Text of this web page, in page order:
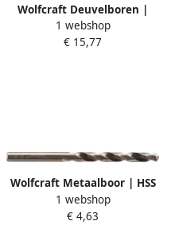
Wolfcraft Deuvelboren |
Centerpunt + D-stop | Ø6 8
10mm | 3 stuks 2730000
1 webshop
€ 15,77
Wolfcraft Metaalboor | HSS
G | Ø8 0 x 117mm | 1 stuk
7560010
1 webshop
€ 4,63